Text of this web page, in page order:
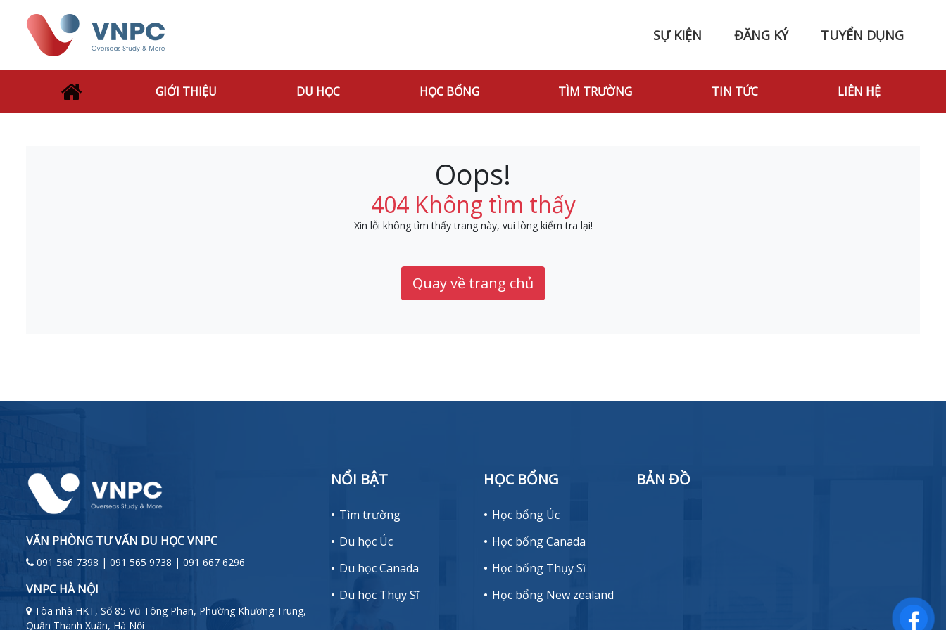
SỰ KIỆN ĐĂNG KÝ TUYỂN DỤNG
GIỚI THIỆU DU HỌC HỌC BỔNG TÌM TRƯỜNG TIN TỨC LIÊN HỆ
Oops!
404 Không tìm thấy
Xin lỗi không tìm thấy trang này, vui lòng kiểm tra lại!
Quay về trang chủ
VĂN PHÒNG TƯ VẤN DU HỌC VNPC
091 566 7398 | 091 565 9738 | 091 667 6296
VNPC HÀ NỘI
Tòa nhà HKT, Số 85 Vũ Tông Phan, Phường Khương Trung,
Quận Thanh Xuân, Hà Nội
NỔI BẬT
Tìm trường
Du học Úc
Du học Canada
Du học Thụy Sĩ
HỌC BỔNG
Học bổng Úc
Học bổng Canada
Học bổng Thụy Sĩ
Học bổng New zealand
BẢN ĐỒ